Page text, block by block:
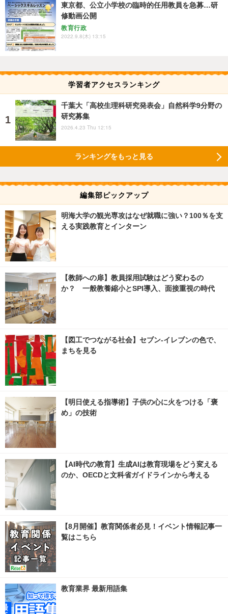
東京都、公立小学校の臨時的任用教員を急募…研
修動画公開
教育行政
2022.9.8(木) 13:15
学習者アクセスランキング
千葉大「高校生理科研究発表会」自然科学9分野の
研究募集
2026.4.23 Thu 12:15
ランキングをもっと見る
編集部ピックアップ
明海大学の観光専攻はなぜ就職に強い？100％を支
える実践教育とインターン
【教師への扉】教員採用試験はどう変わるの
か？ 一般教養縮小とSPI導入、面接重視の時代
【図工でつながる社会】セブン‐イレブンの色で、
まちを見る
【明日使える指導術】子供の心に火をつける「褒
め」の技術
【AI時代の教育】生成AIは教育現場をどう変える
のか、OECDと文科省ガイドラインから考える
【8月開催】教育関係者必見！イベント情報記事一
覧はこちら
教育業界 最新用語集